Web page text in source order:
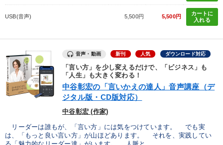
USB(音声) 5,500円 5,500円
カートに
入れる
音声・動画 新刊 人気 ダウンロード対応
「言い方」を少し変えるだけで、「ビジネス」も
「人生」も大きく変わる！
中谷彰宏の「言いかえの達人」音声講座（デ
ジタル版・CD版対応）
中谷彰宏 (作家)
リーダーは誰もが、「言い方」には気をつけています。 でも実
は、「もっと良い言い方」が山ほどあります。 それを、実践してい